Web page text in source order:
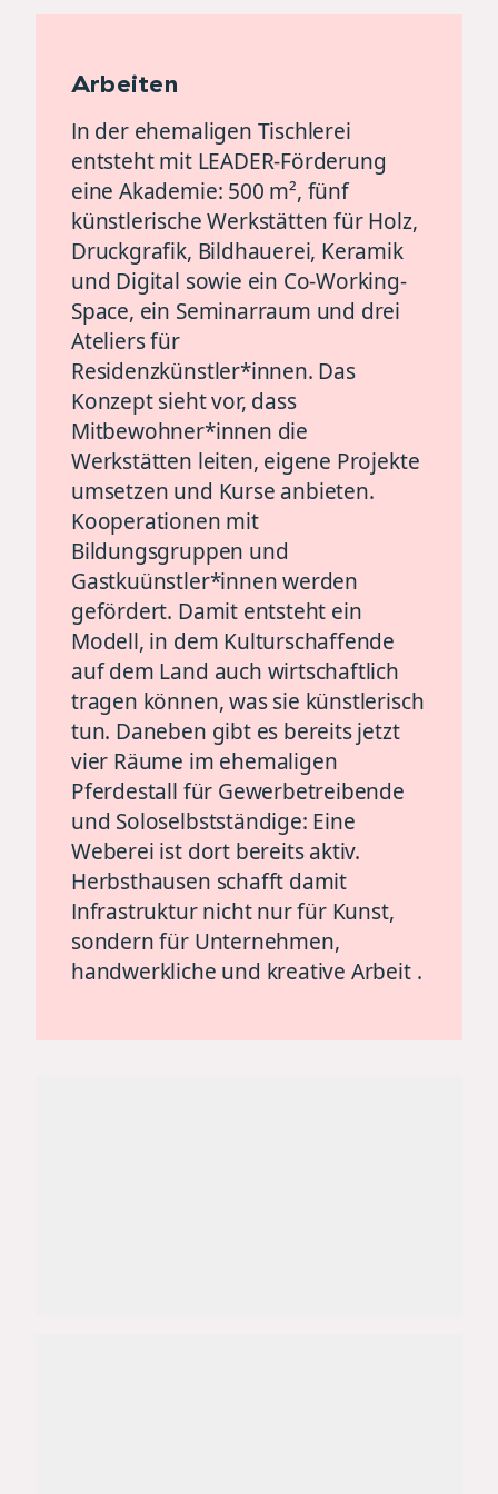
Arbeiten
In der ehemaligen Tischlerei
entsteht mit LEADER-Förderung
eine Akademie: 500 m², fünf
künstlerische Werkstätten für Holz,
Druckgrafik, Bildhauerei, Keramik
und Digital sowie ein Co-Working-
Space, ein Seminarraum und drei
Ateliers für
Residenzkünstler*innen. Das
Konzept sieht vor, dass
Mitbewohner*innen die
Werkstätten leiten, eigene Projekte
umsetzen und Kurse anbieten.
Kooperationen mit
Bildungsgruppen und
Gastkuünstler*innen werden
gefördert. Damit entsteht ein
Modell, in dem Kulturschaffende
auf dem Land auch wirtschaftlich
tragen können, was sie künstlerisch
tun. Daneben gibt es bereits jetzt
vier Räume im ehemaligen
Pferdestall für Gewerbetreibende
und Soloselbstständige: Eine
Weberei ist dort bereits aktiv.
Herbsthausen schafft damit
Infrastruktur nicht nur für Kunst,
sondern für Unternehmen,
handwerkliche und kreative Arbeit .